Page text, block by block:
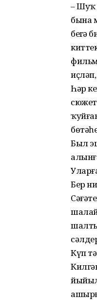
– Шуҡ
бына
беҙгә
Һәр
Был
Бер
Күп